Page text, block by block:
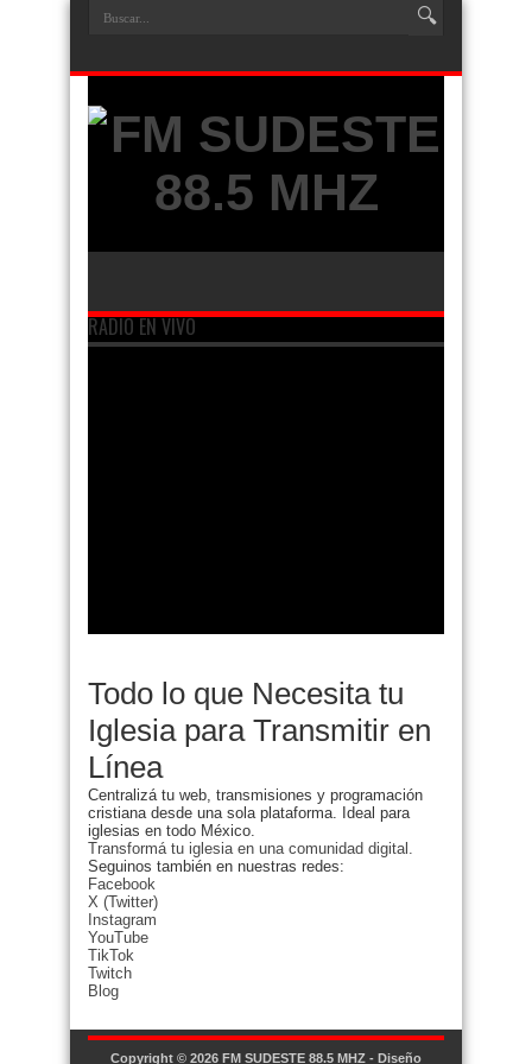
RADIO EN VIVO
Todo lo que Necesita tu
Iglesia para Transmitir en
Línea
Centralizá tu web, transmisiones y programación
cristiana desde una sola plataforma. Ideal para
iglesias en todo México.
Transformá tu iglesia en una comunidad digital.
Seguinos también en nuestras redes:
Facebook
X (Twitter)
Instagram
YouTube
TikTok
Twitch
Blog
Copyright © 2026 FM SUDESTE 88.5 MHZ - Diseño